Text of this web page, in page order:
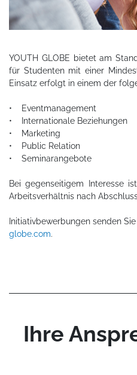
YOUTH GLOBE bietet am
für Studenten mit einer
Einsatz erfolgt in einem der
• Eventmanagement
• Internationale Beziehungen
• Marketing
• Public Relation
• Seminarangebote
Bei gegenseitigem Interesse
Arbeitsverhältnis nach
Initiativbewerbungen senden
globe.com.
Ihre